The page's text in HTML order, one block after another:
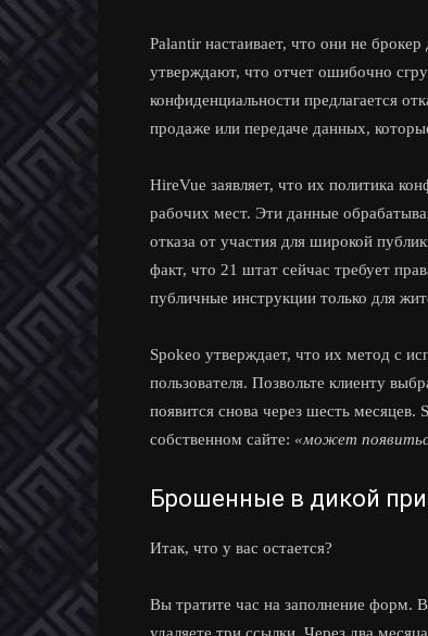
Palantir настаивает, что они не
утверждают, что отчет ошибочно
конфиденциальности предлагается
продаже или передаче данных,
HireVue заявляет, что их политика
рабочих мест. Эти данные
отказа от участия для широкой
факт, что 21 штат сейчас требует
публичные инструкции только для
Spokeo утверждает, что их метод с
пользователя. Позвольте клиенту
появится снова через шесть
собственном сайте: «может
Брошенные в дикой
Итак, что у вас остается?
Вы тратите час на заполнение форм.